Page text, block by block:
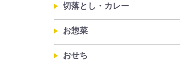
切落とし・カレー
お惣菜
おせち